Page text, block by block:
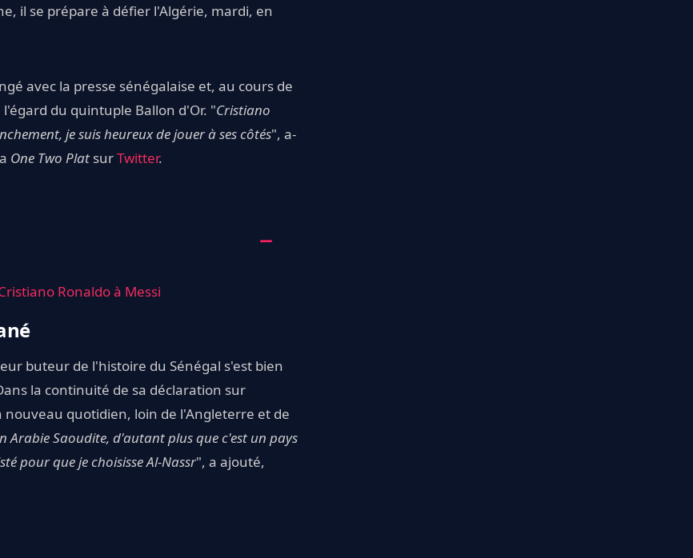
il se prépare à défier l'Algérie, mardi, en
avec la presse sénégalaise et, au cours de
du quintuple Ballon d'Or. "Cristiano
je suis heureux de jouer à ses côtés", a-
One Two Plat surTwitter.
Ronaldo à Messi
buteur de l'histoire du Sénégal s'est bien
la continuité de sa déclaration sur
nouveau quotidien, loin de l'Angleterre et de
Arabie Saoudite, d'autant plus que c'est un pays
pour que je choisisse Al-Nassr", a ajouté,